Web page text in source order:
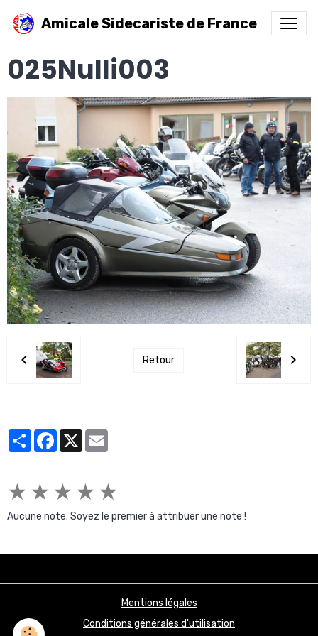
Amicale Sidecariste de France
025Nulli003
Retour
PartagerFacebook
X
★ ★ ★ ★ ★
Aucune note. Soyez le premier à attribuer une note !
Mentions légales
Conditions générales d'utilisation